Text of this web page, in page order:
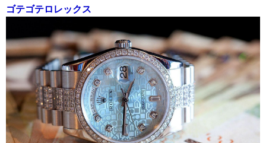
ゴテゴテロレックス